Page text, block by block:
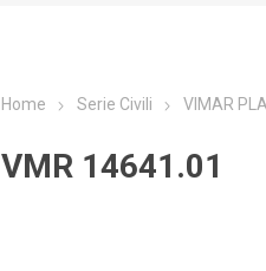
Home Serie Civili VIMAR
VMR 14641.01